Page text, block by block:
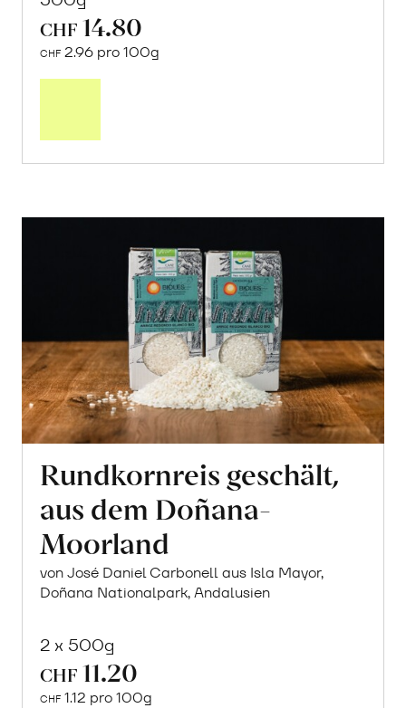
CHF 14.80
CHF 2.96 pro 100g
Rundkornreis geschält,
aus dem Doñana-
Moorland
von José Daniel Carbonell aus Isla Mayor,
Doñana Nationalpark, Andalusien
2 x 500g
CHF 11.20
CHF 1.12 pro 100g